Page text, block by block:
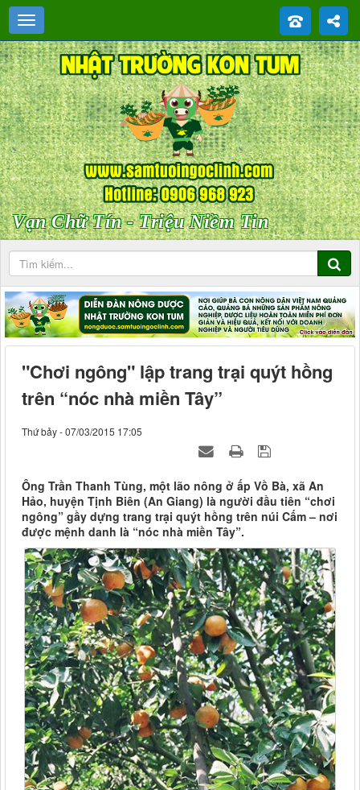
Vạn Chữ Tín - Triệu Niềm Tin
"Chơi ngông" lập trang trại quýt hồng
trên “nóc nhà miền Tây”
Thứ bảy - 07/03/2015 17:05
Ông Trần Thanh Tùng, một lão nông ở ấp Vồ Bà, xã An
Hảo, huyện Tịnh Biên (An Giang) là người đầu tiên “chơi
ngông” gầy dựng trang trại quýt hồng trên núi Cấm – nơi
được mệnh danh là “nóc nhà miền Tây”.